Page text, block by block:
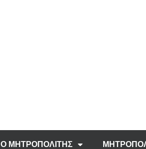
Ο ΜΗΤΡΟΠΟΛΙΤΗΣ